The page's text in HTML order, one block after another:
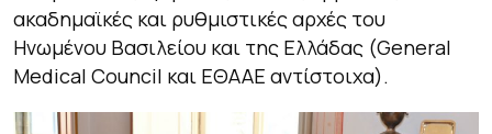
ακαδημαϊκές και ρυθμιστικές αρχές του
Ηνωμένου Βασιλείου και της Ελλάδας (General
Medical Council και ΕΘΑΑΕ αντίστοιχα).